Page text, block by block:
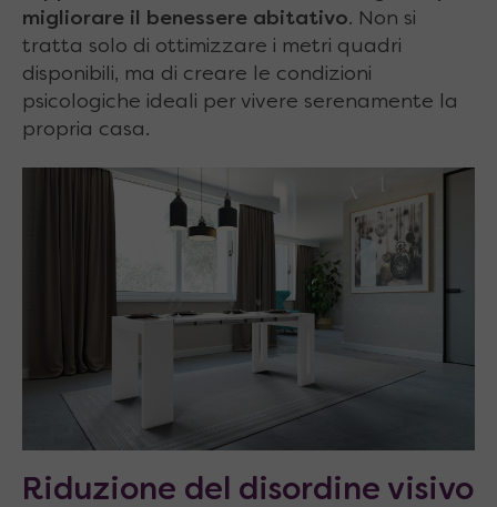
migliorare il benessere abitativo. Non si
tratta solo di ottimizzare i metri quadri
disponibili, ma di creare le condizioni
psicologiche ideali per vivere serenamente la
propria casa.
Riduzione del disordine visivo